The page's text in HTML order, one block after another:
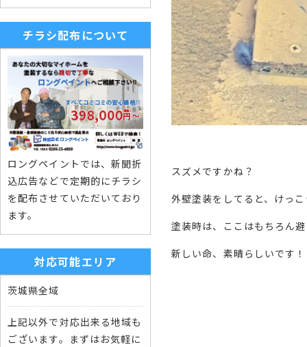
スズメですかね？
外壁塗装をしてると、けっ
塗装時は、ここはもちろん
新しい命、素晴らしいです！
チラシ配布について
ロングペイントでは、新聞折
込広告などで定期的にチラシ
を配布させていただいており
ます。
対応可能エリア
茨城県全域
上記以外で対応出来る地域も
ございます。まずはお気軽に